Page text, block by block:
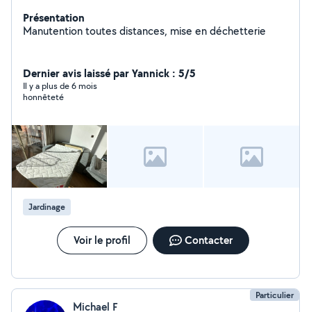
Présentation
Manutention toutes distances, mise en déchetterie
Dernier avis laissé par Yannick : 5/5
Il y a plus de 6 mois
honnêteté
Jardinage
Voir le profil Contacter
Particulier
Michael F